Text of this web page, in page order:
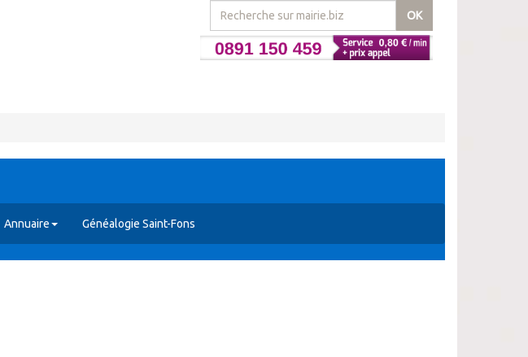
OK
Annuaire Généalogie Saint-Fons